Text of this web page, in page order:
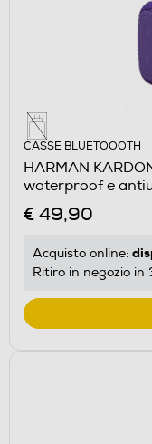
CASSE BLUETOOOTH
HARMAN
waterproof e
€ 49,90
Acquisto online:
Ritiro in negozio